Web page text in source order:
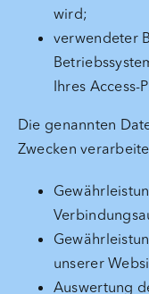
wird;
verwendeter
Ihres Access-
Die genannten
Zwecken
unserer
Auswertung